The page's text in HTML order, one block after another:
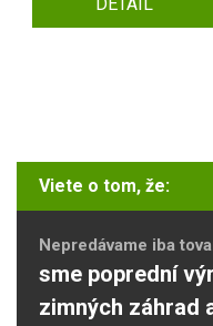
Viete o tom, že:
Nepredávame iba
sme poprední
zimných záhrad